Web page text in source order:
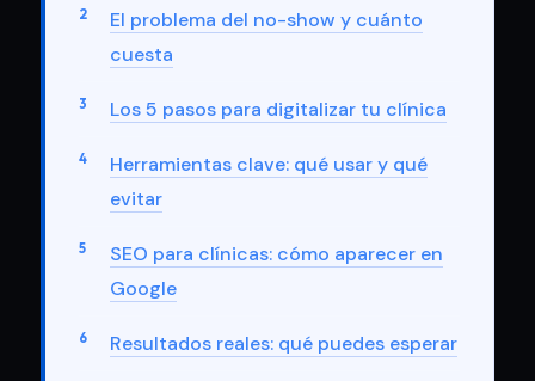
El problema del no-show y cuánto
cuesta
Los 5 pasos para digitalizar tu clínica
Herramientas clave: qué usar y qué
evitar
SEO para clínicas: cómo aparecer en
Google
Resultados reales: qué puedes esperar